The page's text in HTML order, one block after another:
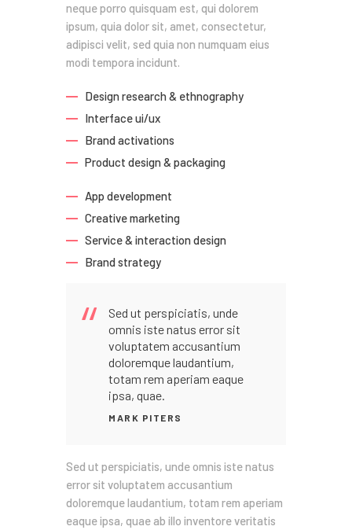
neque porro quisquam est, qui dolorem
ipsum, quia dolor sit, amet, consectetur,
adipisci velit, sed quia non numquam eius
modi tempora incidunt.
Design research & ethnography
Interface ui/ux
Brand activations
Product design & packaging
App development
Creative marketing
Service & interaction design
Brand strategy
Sed ut perspiciatis, unde
omnis iste natus error sit
voluptatem accusantium
doloremque laudantium,
totam rem aperiam eaque
ipsa, quae.
MARK PITERS
Sed ut perspiciatis, unde omnis iste natus
error sit voluptatem accusantium
doloremque laudantium, totam rem aperiam
eaque ipsa, quae ab illo inventore veritatis